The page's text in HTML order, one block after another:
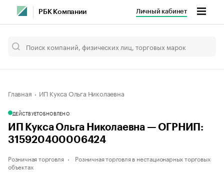
РБК Компании Личный кабинет
Главная ИП Кукса Ольга Николаевна
ДЕЙСТВУЕТОБНОВЛЕНО
ИП Кукса Ольга Николаевна — ОГРНИП:
315920400006424
Розничная торговля
Розничная торговля в нестационарных торговых
объектах